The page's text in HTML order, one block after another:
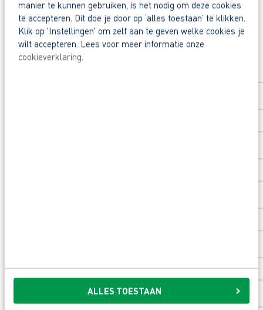
manier te kunnen gebruiken, is het nodig om deze cookies
te accepteren. Dit doe je door op ‘alles toestaan’ te klikken.
Klik op 'Instellingen' om zelf aan te geven welke cookies je
wilt accepteren. Lees voor meer informatie onze
cookieverklaring.
ALLES TOESTAAN
Snel naar een vast contract.
Beoordeeld door flexkrachten met een 9+.
Opleidingsvoucher van €1.000,00 voor een
Heb je eerst nog vragen? Neem dan contact op
Solliciteer direct
Toevoeging huisnummer